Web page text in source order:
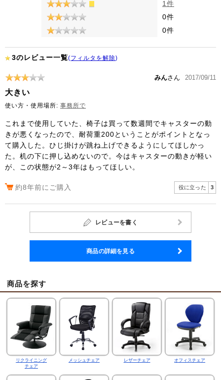
1件
0件
0件
3のレビュー一覧(フィルタを解除)
みんさん 2017/09/11
大きい
使い方・使用場所: 事務所で
これまで使用していた、椅子は買って数週間でキャスターの動
きが悪くなったので、耐荷重200ということがポイントとなっ
て購入した。ひじ掛けが跳ね上げできるようにしてほしかっ
た。机の下に押し込めないので。今はキャスターの動きが軽い
が、この状態が2～3年はもってほしい。
約8年前にご購入 役に立った 3
レビューを書く
商品の詳細を見る
商品を探す
リクライニング
チェア
メッシュチェア レザーチェア オフィスチェア